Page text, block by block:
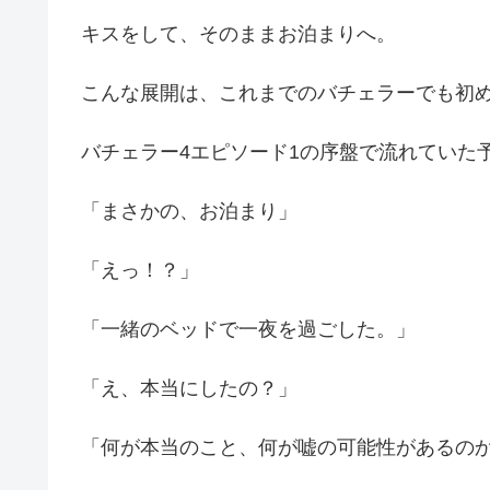
キスをして、そのままお泊まりへ。
こんな展開は、これまでのバチェラーでも初
バチェラー4エピソード1の序盤で流れていた
「まさかの、お泊まり」
「えっ！？」
「一緒のベッドで一夜を過ごした。」
「え、本当にしたの？」
「何が本当のこと、何が嘘の可能性があるのか